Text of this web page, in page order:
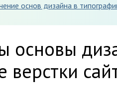
основ дизайна в
основы
верстки